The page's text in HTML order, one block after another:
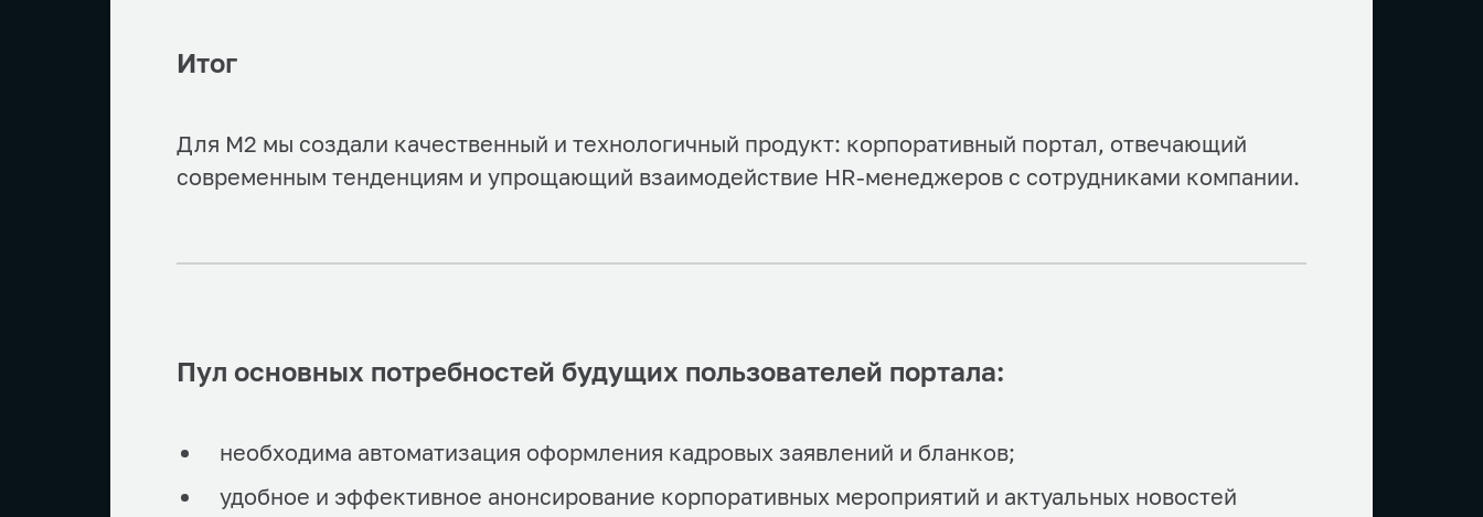
Итог
Для М2 мы создали качественный и технологичный продукт: корпоративный портал, отвечающий
современным тенденциям и упрощающий взаимодействие HR-менеджеров с сотрудниками компании.
Пул основных потребностей будущих пользователей портала:
необходима автоматизация оформления кадровых заявлений и бланков;
удобное и эффективное анонсирование корпоративных мероприятий и актуальных новостей